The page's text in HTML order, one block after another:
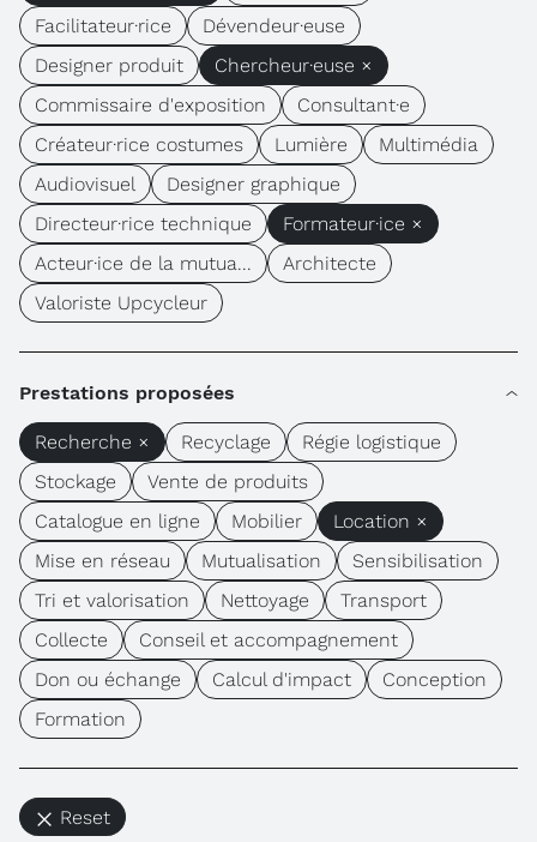
Facilitateur·rice
Dévendeur·euse
Designer produit
Chercheur·euse ×
Commissaire d'exposition
Consultant·e
Créateur·rice costumes
Lumière
Multimédia
Audiovisuel
Designer graphique
Directeur·rice technique
Formateur·ice ×
Acteur·ice de la mutua...
Architecte
Valoriste Upcycleur
Prestations proposées
Recherche × Recyclage
Régie logistique
Stockage
Vente de produits
Catalogue en ligne
Mobilier
Location ×
Mise en réseau
Mutualisation
Sensibilisation
Tri et valorisation
Nettoyage
Transport
Collecte
Conseil et accompagnement
Don ou échange
Calcul d'impact
Conception
Formation
Reset